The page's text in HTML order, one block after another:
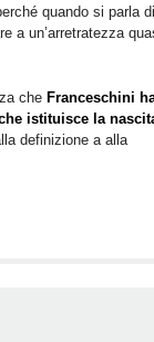
quando si parla di
a un’arretratezza
che Franceschini
istituisce la
definizione a alla